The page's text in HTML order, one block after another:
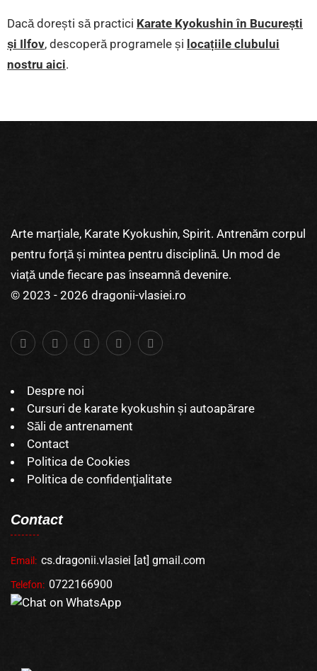
Dacă dorești să practici Karate Kyokushin în București
și Ilfov, descoperă programele și locațiile clubului
nostru aici.
Arte marțiale, Karate Kyokushin, Spirit. Antrenăm corpul
pentru forță și mintea pentru disciplină. Un mod de
viață unde fiecare pas înseamnă devenire.
© 2023 - 2026 dragonii-vlasiei.ro
Despre noi
Cursuri de karate kyokushin și autoapărare
Săli de antrenament
Contact
Politica de Cookies
Politica de confidenţialitate
Contact
Email: cs.dragonii.vlasiei [at] gmail.com
Telefon: 0722166900